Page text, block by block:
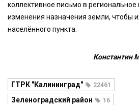
коллективное письмо в региональное
изменения назначения земли, чтобы
населённого пункта.
Константин
ГТРК "Калининград" 22461
Зеленоградский район 16